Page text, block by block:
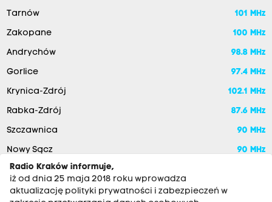
Tarnów 101 MHz
Zakopane 100 MHz
Andrychów 98.8 MHz
Gorlice 97.4 MHz
Krynica-Zdrój 102.1 MHz
Rabka-Zdrój 87.6 MHz
Szczawnica 90 MHz
Nowy Sącz
90 MHz
Radio Kraków informuje,
iż od dnia 25 maja 2018 roku wprowadza
aktualizację polityki prywatności i zabezpieczeń w